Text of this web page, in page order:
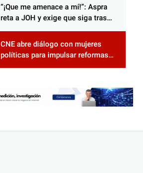
Censo Nacional 2026
“¡Que me amenace a mí!”: Aspra
reta a JOH y exige que siga tras
CNE abre diálogo con mujeres
políticas para impulsar reformas
electorales